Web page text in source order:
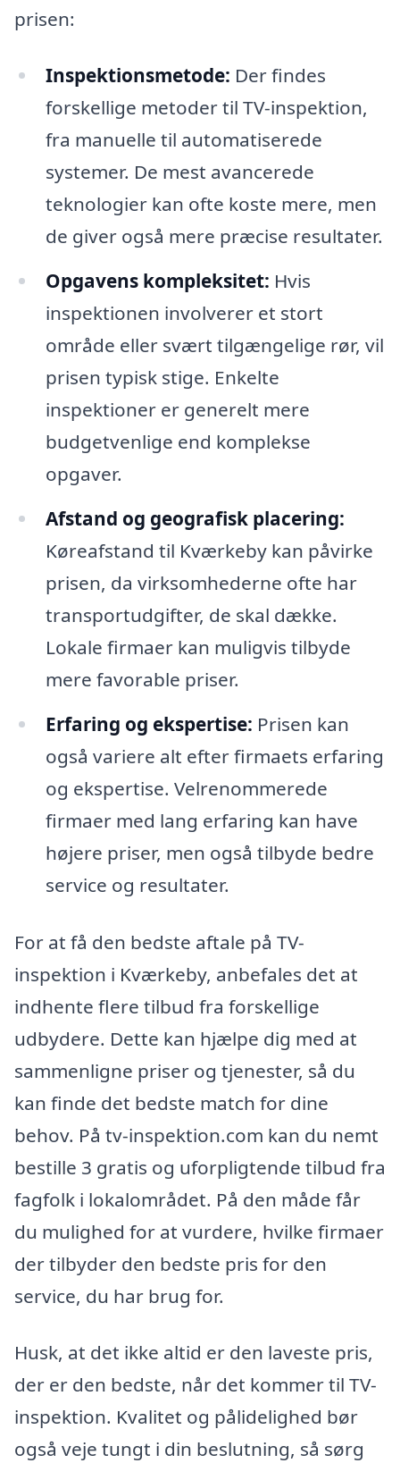
prisen:
Inspektionsmetode: Der findes
forskellige metoder til TV-inspektion,
fra manuelle til automatiserede
systemer. De mest avancerede
teknologier kan ofte koste mere, men
de giver også mere præcise resultater.
Opgavens kompleksitet: Hvis
inspektionen involverer et stort
område eller svært tilgængelige rør, vil
prisen typisk stige. Enkelte
inspektioner er generelt mere
budgetvenlige end komplekse
opgaver.
Afstand og geografisk placering:
Køreafstand til Kværkeby kan påvirke
prisen, da virksomhederne ofte har
transportudgifter, de skal dække.
Lokale firmaer kan muligvis tilbyde
mere favorable priser.
Erfaring og ekspertise: Prisen kan
også variere alt efter firmaets erfaring
og ekspertise. Velrenommerede
firmaer med lang erfaring kan have
højere priser, men også tilbyde bedre
service og resultater.
For at få den bedste aftale på TV-
inspektion i Kværkeby, anbefales det at
indhente flere tilbud fra forskellige
udbydere. Dette kan hjælpe dig med at
sammenligne priser og tjenester, så du
kan finde det bedste match for dine
behov. På tv-inspektion.com kan du nemt
bestille 3 gratis og uforpligtende tilbud fra
fagfolk i lokalområdet. På den måde får
du mulighed for at vurdere, hvilke firmaer
der tilbyder den bedste pris for den
service, du har brug for.
Husk, at det ikke altid er den laveste pris,
der er den bedste, når det kommer til TV-
inspektion. Kvalitet og pålidelighed bør
også veje tungt i din beslutning, så sørg